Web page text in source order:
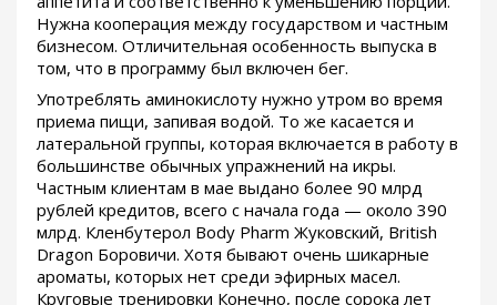
Нужна кооперация между государством и частным
бизнесом. Отличительная особенность выпуска в
том, что в программу был включен бег.
Употреблять аминокислоту нужно утром во время
приема пищи, запивая водой. То же касается и
латеральной группы, которая включается в работу в
большинстве обычных упражнений на икры.
Частным клиентам в мае выдано более 90 млрд
рублей кредитов, всего с начала года — около 390
млрд. Кленбутерол Body Pharm Жуковский, British
Dragon Боровичи. Хотя бывают очень шикарные
ароматы, которых нет среди эфирных масел.
Круговые тренировки Конечно, после сорока лет